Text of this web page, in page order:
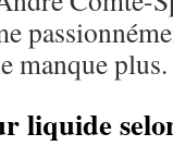
manque
liquide